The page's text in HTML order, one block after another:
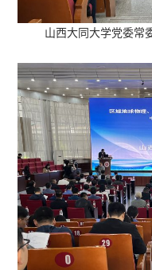
山西大同大学党委常